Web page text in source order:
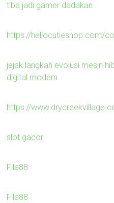
tiba jadi gamer dadakan
https://hellocutieshop.com/
jejak langkah evolusi mesin
digital modern
https://
slot gacor
Fila88
Fila88